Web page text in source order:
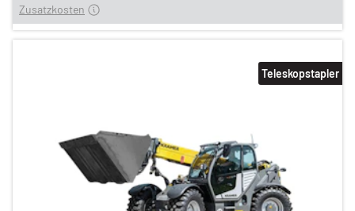
Zusatzkosten
Teleskopstapler